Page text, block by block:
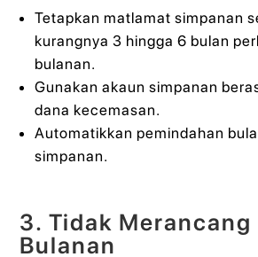
Tetapkan matlamat simpanan
kurangnya 3 hingga 6 bulan
bulanan.
Gunakan akaun simpanan
dana kecemasan.
Automatikkan pemindahan
simpanan.
3. Tidak Merancang
Bulanan